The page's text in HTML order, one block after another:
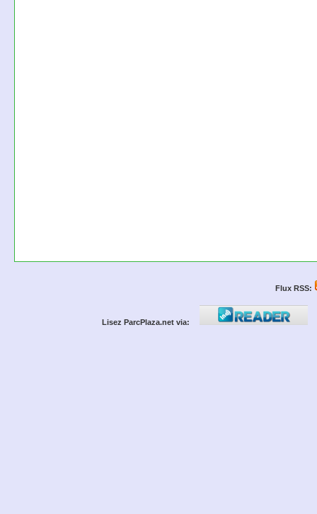
Flux RSS:
Lisez ParcPlaza.net via: